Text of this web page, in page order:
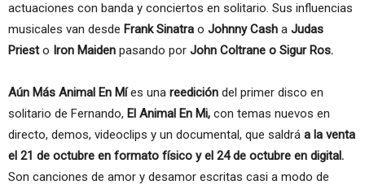
actuaciones con banda y conciertos en solitario. Sus influencias
musicales van desde Frank Sinatra o Johnny Cash a Judas
Priesto Iron Maiden pasando por John Coltrane o Sigur Ros.
Aún Más Animal En Míes una reedición del primer disco en
solitario de Fernando, El Animal En Mi, con temas nuevos en
directo, demos, videoclips y un documental, que saldrá a la venta
el 21 de octubre en formato físico y el 24 de octubre en digital.
Son canciones de amor y desamor escritas casi a modo de